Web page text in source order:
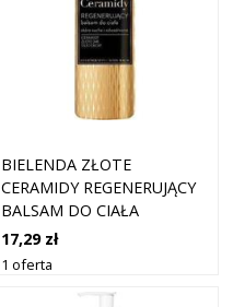
BIELENDA ZŁOTE
CERAMIDY REGENERUJĄCY
BALSAM DO CIAŁA
17,29 zł
1 oferta